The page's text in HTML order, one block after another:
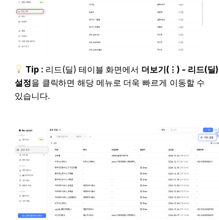
Tip : 리드(딜) 테이블 화면에서 더보기(⋮) - 리드(딜) 설
정
을 클릭하면 해당 메뉴로 더욱 빠르게 이동할 수 있
습니다.